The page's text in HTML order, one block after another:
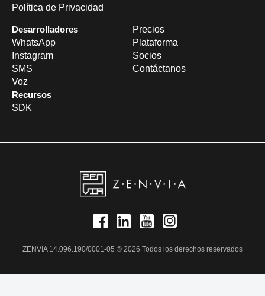
Política de Privacidad
Desarrolladores
WhatsApp
Instagram
SMS
Voz
Recursos
SDK
Precios
Plataforma
Socios
Contáctanos
ZENVIA 14.096.190/0001-05 © 2026 Todos los derechos reservados